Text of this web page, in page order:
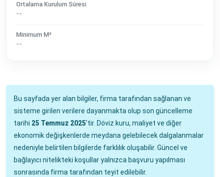
Ortalama Kurulum Süresi
--
Minimum M²
--
Bu sayfada yer alan bilgiler, firma tarafından sağlanan ve
sisteme girilen verilere dayanmakta olup son güncelleme
tarihi 25 Temmuz 2025'tir. Döviz kuru, maliyet ve diğer
ekonomik değişkenlerde meydana gelebilecek dalgalanmalar
nedeniyle belirtilen bilgilerde farklılık oluşabilir. Güncel ve
bağlayıcı nitelikteki koşullar yalnızca başvuru yapılması
sonrasında firma tarafından teyit edilebilir.